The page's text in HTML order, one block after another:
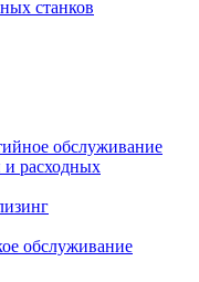
станков
обслуживание
и расходных
обслуживание